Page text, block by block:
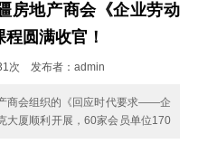
房地产商会《企业劳动
圆满收官！
次 发布者：admin
商会组织的《回应时代要求——企
大厦顺利开展，60家会员单位170